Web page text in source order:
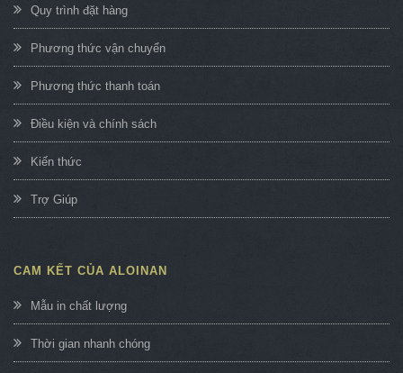
Quy trình đặt hàng
Phương thức vận chuyển
Phương thức thanh toán
Điều kiện và chính sách
Kiến thức
Trợ Giúp
CAM KẾT CỦA ALOINAN
Mẫu in chất lượng
Thời gian nhanh chóng